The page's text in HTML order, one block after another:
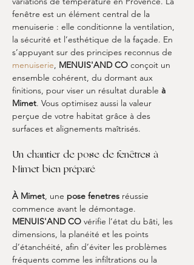
fenêtre est un élément central de la
menuiserie : elle conditionne la ventilation,
la sécurité et l’esthétique de la façade. En
s’appuyant sur des principes reconnus de
menuiserie, MENUIS'AND CO conçoit un
ensemble cohérent, du dormant aux
finitions, pour viser un résultat durable à
Mimet. Vous optimisez aussi la valeur
perçue de votre habitat grâce à des
surfaces et alignements maîtrisés.
Un chantier de pose de fenêtres à
Mimet bien préparé
À Mimet, une pose fenetres réussie
commence avant le démontage.
MENUIS'AND CO vérifie l’état du bâti, les
dimensions, la planéité et les points
d’étanchéité, afin d’éviter les problèmes
fréquents comme les infiltrations ou la